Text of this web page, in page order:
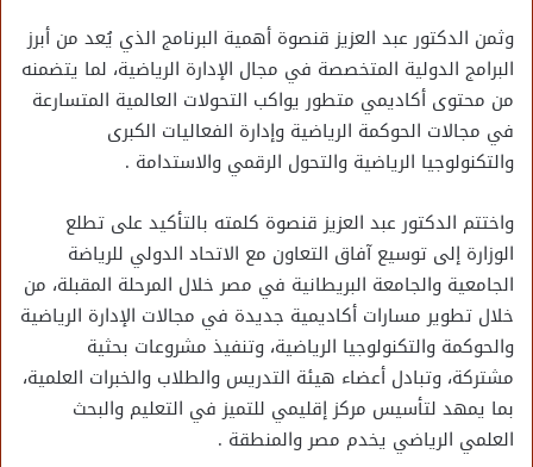
وثمن الدكتور عبد العزيز قنصوة أهمية البرنامج الذي يُعد من أبرز
البرامج الدولية المتخصصة في مجال الإدارة الرياضية، لما يتضمنه
من محتوى أكاديمي متطور يواكب التحولات العالمية المتسارعة
في مجالات الحوكمة الرياضية وإدارة الفعاليات الكبرى
والتكنولوجيا الرياضية والتحول الرقمي والاستدامة .
واختتم الدكتور عبد العزيز قنصوة كلمته بالتأكيد على تطلع
الوزارة إلى توسيع آفاق التعاون مع الاتحاد الدولي للرياضة
الجامعية والجامعة البريطانية في مصر خلال المرحلة المقبلة، من
خلال تطوير مسارات أكاديمية جديدة في مجالات الإدارة الرياضية
والحوكمة والتكنولوجيا الرياضية، وتنفيذ مشروعات بحثية
مشتركة، وتبادل أعضاء هيئة التدريس والطلاب والخبرات العلمية،
بما يمهد لتأسيس مركز إقليمي للتميز في التعليم والبحث
العلمي الرياضي يخدم مصر والمنطقة .